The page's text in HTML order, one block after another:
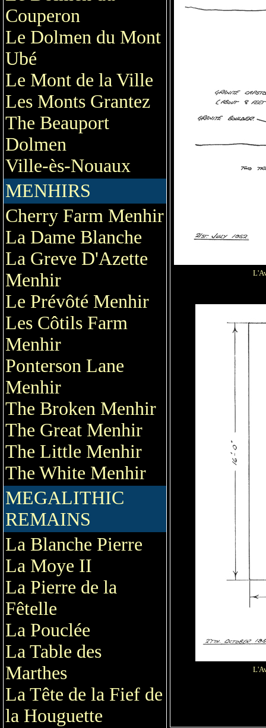
Couperon
Le Dolmen du Mont
Ubé
Le Mont de la Ville
Les Monts Grantez
The Beauport
Dolmen
Ville-ès-Nouaux
MENHIRS
Cherry Farm Menhir
La Dame Blanche
La Greve D'Azette
Menhir
Le Prévôté Menhir
Les Côtils Farm
Menhir
Ponterson Lane
Menhir
The Broken Menhir
The Great Menhir
The Little Menhir
The White Menhir
MEGALITHIC
REMAINS
La Blanche Pierre
La Moye II
La Pierre de la
Fêtelle
La Pouclée
La Table des
Marthes
La Tête de la Fief de
la Houguette